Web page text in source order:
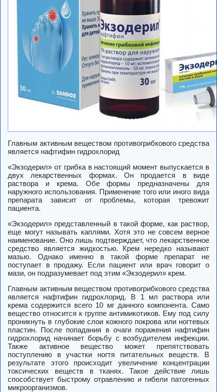
Главным активным веществом противогрибкового средства
является нафтифин гидрохлорид
«Экзодерил» от грибка в настоящий момент выпускается в
двух лекарственных формах. Он продается в виде
раствора и крема. Обе формы предназначены для
наружного использования. Применение того или иного вида
препарата зависит от проблемы, которая тревожит
пациента.
«Экзодерил» представленный в такой форме, как раствор,
еще могут называть каплями. Хотя это не совсем верное
наименование. Оно лишь подтверждает, что лекарственное
средство является жидкостью. Крем нередко называют
мазью. Однако именно в такой форме препарат не
поступает в продажу. Если пациент или врач говорит о
мази, он подразумевает под этим «Экзодерил» крем.
Главным активным веществом противогрибкового средства
является нафтифин гидрохлорид. В 1 мл раствора или
крема содержится всего 10 мг данного компонента. Само
вещество относится к группе антимикотиков. Ему под силу
проникнуть в глубокие слои кожного покрова или ногтевых
пластин. После попадания в очаги поражения нафтифин
гидрохлорид начинает борьбу с возбудителем инфекции.
Также активное вещество может препятствовать
поступлению в участки ногтя питательных веществ. В
результате этого происходит увеличение концентрации
токсических веществ в тканях. Такое действие лишь
способствует быстрому отравлению и гибели патогенных
микроорганизмов.